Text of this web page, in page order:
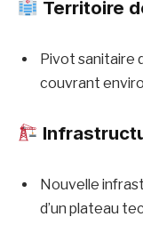
Territoire
Pivot sanitaire
couvrant
Nouvelle
d’un plateau